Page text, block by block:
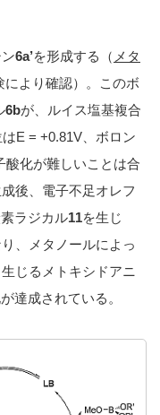
6a’を形成する（ メタ
により確認）。このボ
6bが、ルイス塩基複合
E = +0.81V、ボロン
酸化が難しいことは合
後、電子不足オレフ
ラジカル11を生じ
り、メタノールによっ
じるメトキシドアニ
達成されている。